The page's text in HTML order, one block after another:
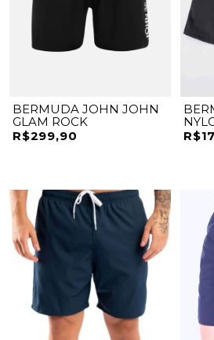
BERMUDA JOHN JOHN
GLAM ROCK
R$299,90